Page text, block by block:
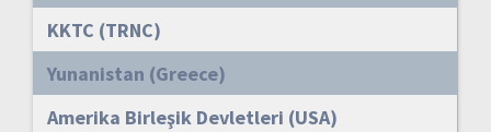
KKTC (TRNC)
Yunanistan (Greece)
Amerika Birleşik Devletleri (USA)